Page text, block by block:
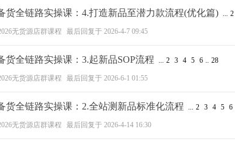
货全链路实操课：4.打造新品至潜力款流程(优化篇) ... 2
无货源店群课程 最后回复于 2026-4-7 09:45
货全链路实操课：3.起新品SOP流程 ... 2 3 4 5 6 .. 28
无货源店群课程 最后回复于 2026-6-1 01:55
货全链路实操课：2.全站测新品标准化流程 ... 2 3 4 5 6
无货源店群课程 最后回复于 2026-4-14 16:30